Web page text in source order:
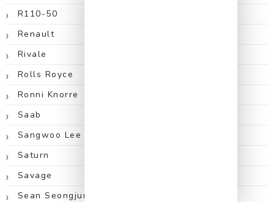
R110-50
Renault
Rivale
Rolls Royce
Ronni Knorre
Saab
Sangwoo Lee
Saturn
Savage
Sean Seongjun Ko